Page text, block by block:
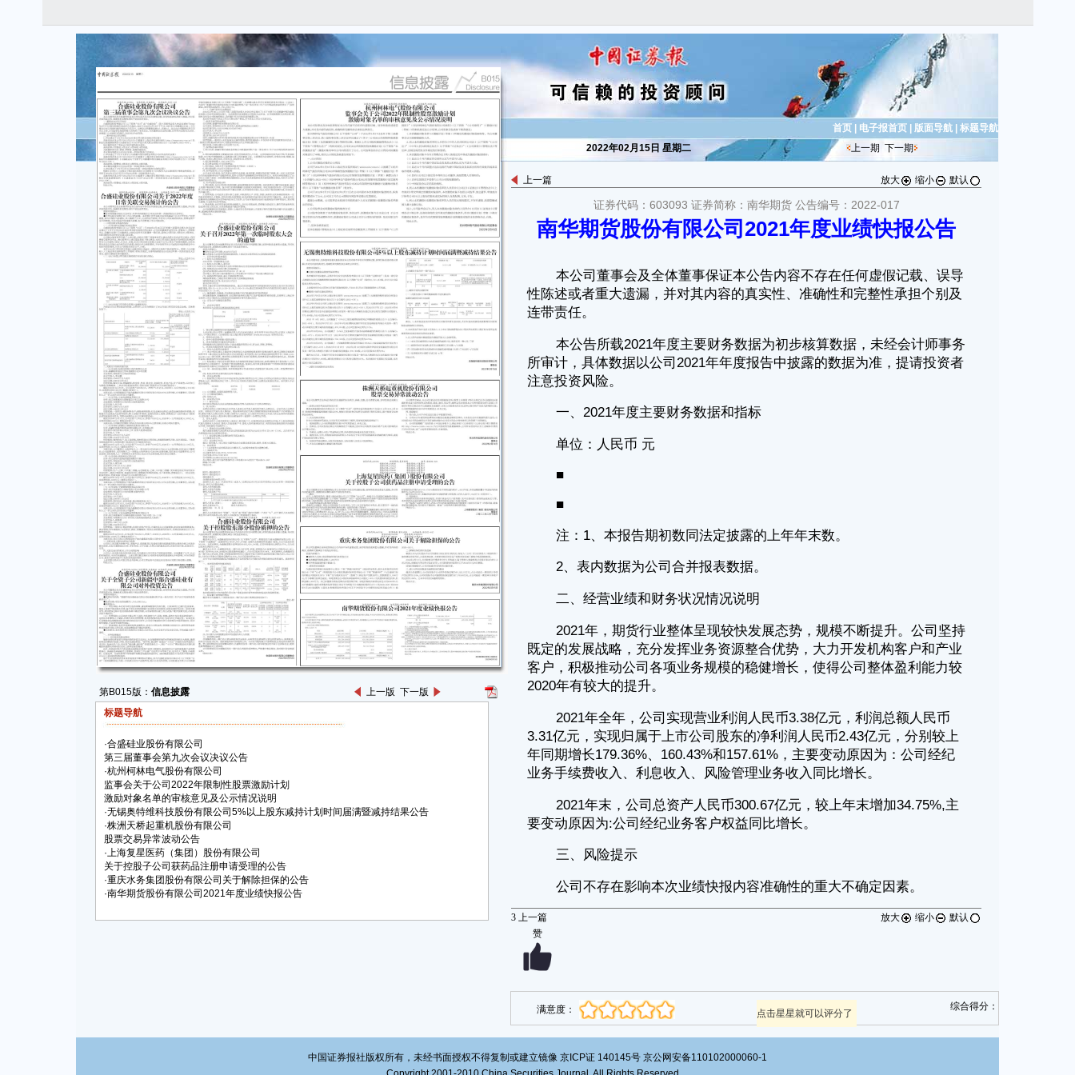
第B015版： 信息披露 上一版 下一版
标题导航
·合盛硅业股份有限公司
第三届董事会第九次会议决议公告
·杭州柯林电气股份有限公司
监事会关于公司2022年限制性股票激励计划
激励对象名单的审核意见及公示情况说明
·无锡奥特维科技股份有限公司5%以上股东减持计划时间届满暨减持结果公告
·株洲天桥起重机股份有限公司
股票交易异常波动公告
·上海复星医药（集团）股份有限公司
关于控股子公司获药品注册申请受理的公告
·重庆水务集团股份有限公司关于解除担保的公告
·南华期货股份有限公司2021年度业绩快报公告
首页 电子报首页 版面导航
标题导航
2022年02月15日 星期二
上一期 下一期
上一篇 放大 缩小 默认
证券代码：603093 证券简称：南华期货 公告编号：2022-017
南华期货股份有限公司2021年度业绩快报公告
本公司董事会及全体董事保证本公告内容不存在任何虚假记载、误导
性陈述或者重大遗漏，并对其内容的真实性、准确性和完整性承担个别及
连带责任。
本公告所载2021年度主要财务数据为初步核算数据，未经会计师事务
所审计，具体数据以公司2021年年度报告中披露的数据为准，提请投资者
注意投资风险。
一、2021年度主要财务数据和指标
单位：人民币 元
■
■
注：1、本报告期初数同法定披露的上年年末数。
2、表内数据为公司合并报表数据。
二、经营业绩和财务状况情况说明
2021年，期货行业整体呈现较快发展态势，规模不断提升。公司坚持
既定的发展战略，充分发挥业务资源整合优势，大力开发机构客户和产业
客户，积极推动公司各项业务规模的稳健增长，使得公司整体盈利能力较
2020年有较大的提升。
2021年全年，公司实现营业利润人民币3.38亿元，利润总额人民币
3.31亿元，实现归属于上市公司股东的净利润人民币2.43亿元，分别较上
年同期增长179.36%、160.43%和157.61%，主要变动原因为：公司经纪
业务手续费收入、利息收入、风险管理业务收入同比增长。
2021年末，公司总资产人民币300.67亿元，较上年末增加34.75%,主
要变动原因为:公司经纪业务客户权益同比增长。
三、风险提示
公司不存在影响本次业绩快报内容准确性的重大不确定因素。
本公告所载2021年度公司的主要财务数据为初步核算数据，未经会计
师事务所审计，可能与公司2021年年度报告中披露的数据存在差异，敬请
四、上网公告附件
经公司现任法定代表人、主管会计工作的负责人、会计机构负责人签
字并盖章的比较式资产负债表和利润表。
2022年2月15日
3 上一篇 放大 缩小
默认
赞
满意度： 点击星星就可以评分了
综合得分：
中国证券报社版权所有，未经书面授权不得复制或建立镜像 京ICP证 140145号 京公网安备110102000060-1